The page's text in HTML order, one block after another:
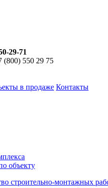
29-71
(800) 550 29 75
в продаже Контакты
объекту
строительно-монтажных